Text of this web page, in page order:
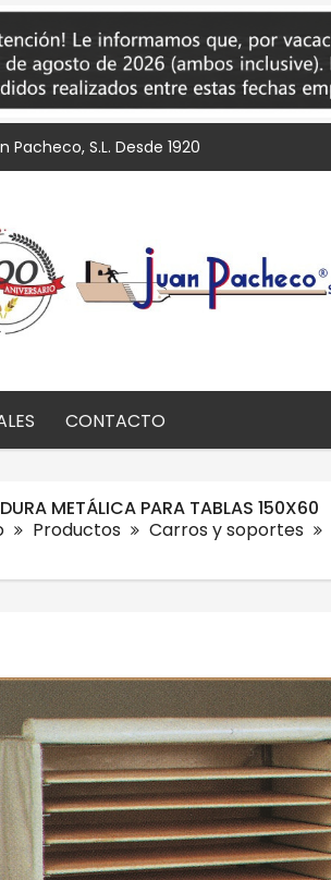
S.L. Desde 1920
CONTACTO
METÁLICA PARA TABLAS 150X60
Productos Carros y soportes